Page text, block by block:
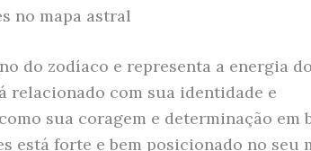
no mapa astral
do zodíaco e representa a energia
relacionado com sua identidade e
sua coragem e determinação em
está forte e bem posicionado no seu